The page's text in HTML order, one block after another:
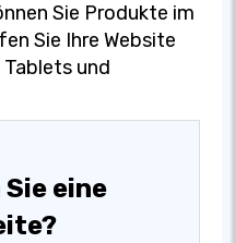
Sie Produkte im
Sie Ihre Website
und
eine